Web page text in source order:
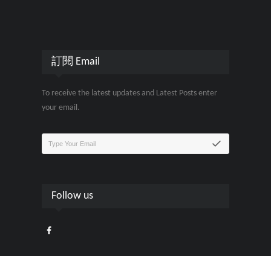
訂閱 Email
To receive the latest updates and Latest Posts enter
your email.
Follow us